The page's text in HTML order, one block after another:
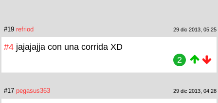
#19 refriod 29 dic 2013, 05:25
#4 jajajajja con una corrida XD
2
#17 pegasus363 29 dic 2013, 04:28